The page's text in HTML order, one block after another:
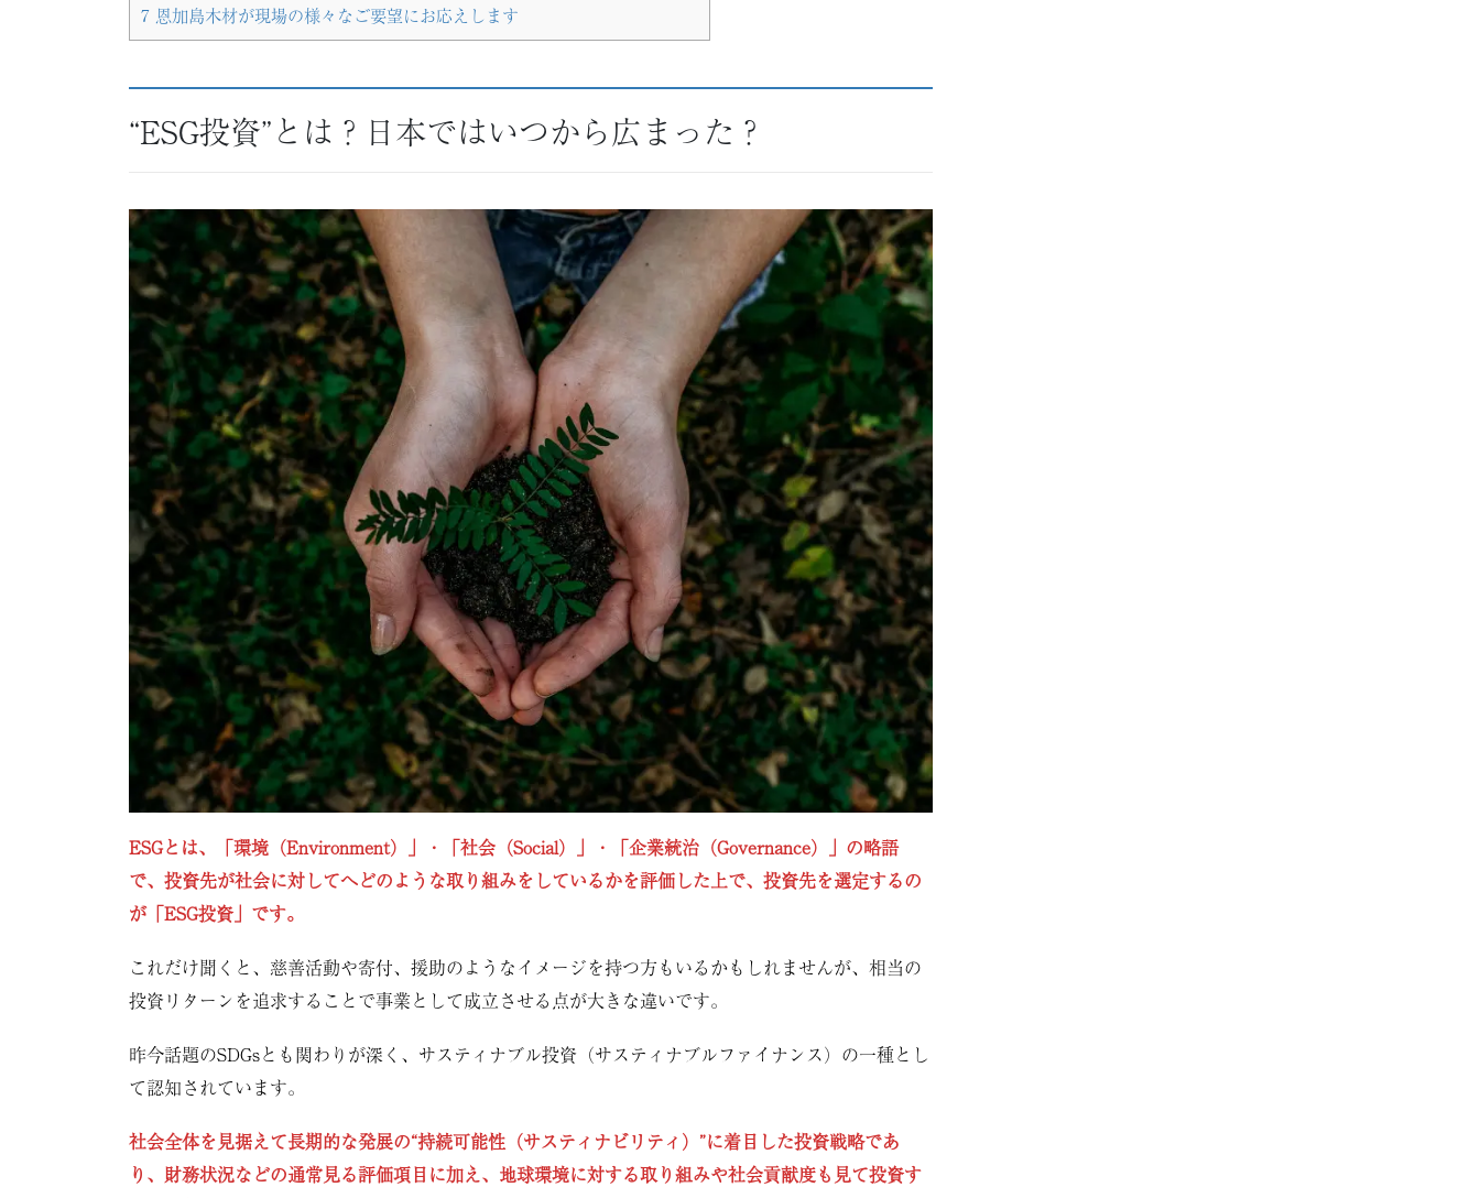
7 恩加島木材が現場の様々なご要望にお応えします
“ESG投資”とは？日本ではいつから広まった？
ESGとは、「環境（Environment）」・「社会（Social）」・「企業統治（Governance）」の略語
で、投資先が社会に対してへどのような取り組みをしているかを評価した上で、投資先を選定するの
が「ESG投資」です。
これだけ聞くと、慈善活動や寄付、援助のようなイメージを持つ方もいるかもしれませんが、相当の
投資リターンを追求することで事業として成立させる点が大きな違いです。
昨今話題のSDGsとも関わりが深く、サスティナブル投資（サスティナブルファイナンス）の一種とし
て認知されています。
社会全体を見据えて長期的な発展の“持続可能性（サスティナビリティ）”に着目した投資戦略であ
り、財務状況などの通常見る評価項目に加え、地球環境に対する取り組みや社会貢献度も見て投資す